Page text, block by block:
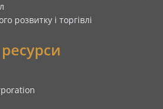
розвитку і торгівлі